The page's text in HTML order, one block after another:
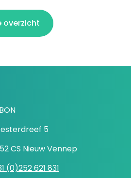
overzicht
5
CS Nieuw Vennep
(0)252 621 831